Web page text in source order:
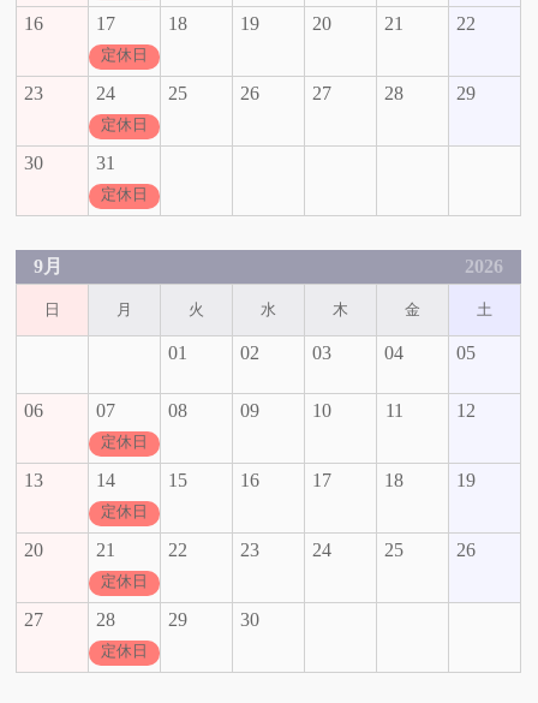
16 17
定休日
18 19 20 21 22
23 24
定休日
25 26 27 28 29
30 31
定休日
9月 2026
日 月 火 水 木 金 土
01 02 03 04 05
06 07
定休日
08 09 10 11 12
13 14
定休日
15 16 17 18 19
20 21
定休日
22 23 24 25 26
27 28
定休日
29 30